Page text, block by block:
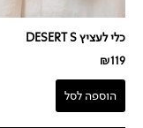
כלי לעציץ DESERT S
₪119
הוספה לסל